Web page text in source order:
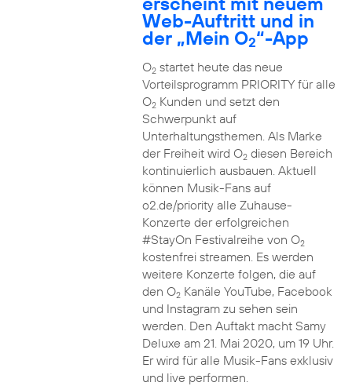
Web-Auftritt und in
der „Mein O2“-App
O2startet heute das neue
Vorteilsprogramm PRIORITY für alle
O2Kunden und setzt den
Schwerpunkt auf
Unterhaltungsthemen. Als Marke
der Freiheit wird O2diesen Bereich
kontinuierlich ausbauen. Aktuell
können Musik-Fans auf
o2.de/priority alle Zuhause-
Konzerte der erfolgreichen
#StayOn Festivalreihe von O2
kostenfrei streamen. Es werden
weitere Konzerte folgen, die auf
den O2Kanäle YouTube, Facebook
und Instagram zu sehen sein
werden. Den Auftakt macht Samy
Deluxe am 21. Mai 2020, um 19 Uhr.
Er wird für alle Musik-Fans exklusiv
und live performen.